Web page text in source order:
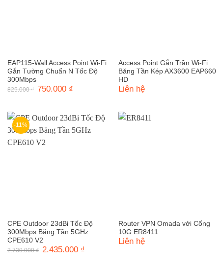
EAP115-Wall Access Point Wi-Fi
Gắn Tường Chuẩn N Tốc Độ
300Mbps
825.000₫ Giá
750.000 ₫
750.000 ₫.
Access Point Gắn Trần Wi-Fi
Băng Tần Kép AX3600 EAP660
HD
Liên hệ
-11%
CPE Outdoor 23dBi Tốc Độ
300Mbps Băng Tần 5GHz
CPE610 V2
2.730.000₫ Giá
gốc
2.435.000 ₫
Router VPN Omada với Cổng
10G ER8411
Liên hệ